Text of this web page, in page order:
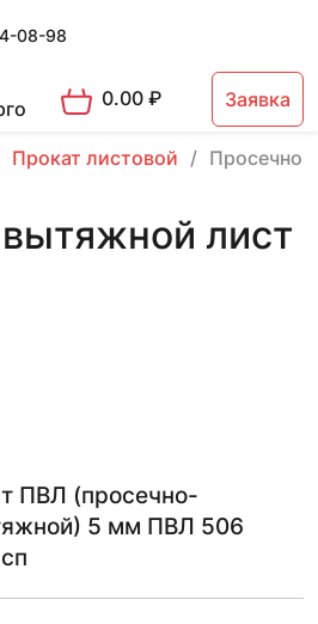
08-98
0.00₽ Заявка
Прокат листовой Просечно-
лист
ПВЛ (просечно-
5 мм ПВЛ 506